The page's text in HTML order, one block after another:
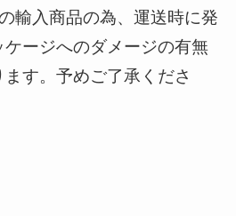
輸入商品の為、運送時に発
ージへのダメージの有無
す。予めご了承くださ